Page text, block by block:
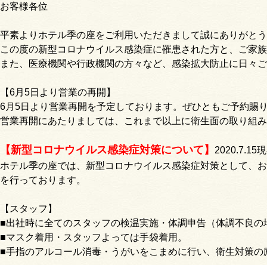
お客様各位
平素よりホテル季の座をご利用いただきまして誠にありがと
この度の新型コロナウイルス感染症に罹患された方と、ご家
また、医療機関や行政機関の方々など、感染拡大防止に日々
【6月5日より営業の再開】
6月5日より営業再開を予定しております。ぜひともご予約賜
営業再開にあたりましては、これまで以上に衛生面の取り組
【新型コロナウイルス感染症対策について】
2020.7.15
ホテル季の座では、新型コロナウイルス感染症対策として、
を行っております。
【スタッフ】
■出社時に全てのスタッフの検温実施・体調申告（体調不良
■マスク着用・スタッフよっては手袋着用。
■手指のアルコール消毒・うがいをこまめに行い、衛生対策の